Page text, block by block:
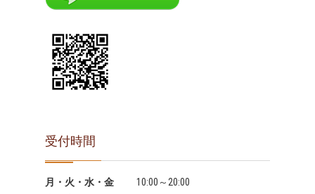
受付時間
月・火・水・金
10:00～20:00